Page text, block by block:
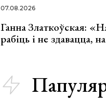
07.08.2026
Ганна Златкоўская:
рабіць і не здавацца,